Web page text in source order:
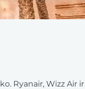
Ryanair, Wizz Air